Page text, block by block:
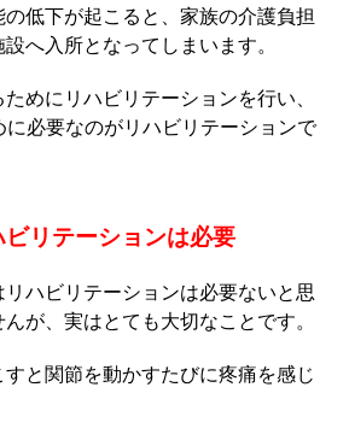
低下が起こると、家族の介護負担
へ入所となってしまいます。
めにリハビリテーションを行い、
必要なのがリハビリテーションで
リテーションは必要
ハビリテーションは必要ないと思
が、実はとても大切なことです。
と関節を動かすたびに疼痛を感じ